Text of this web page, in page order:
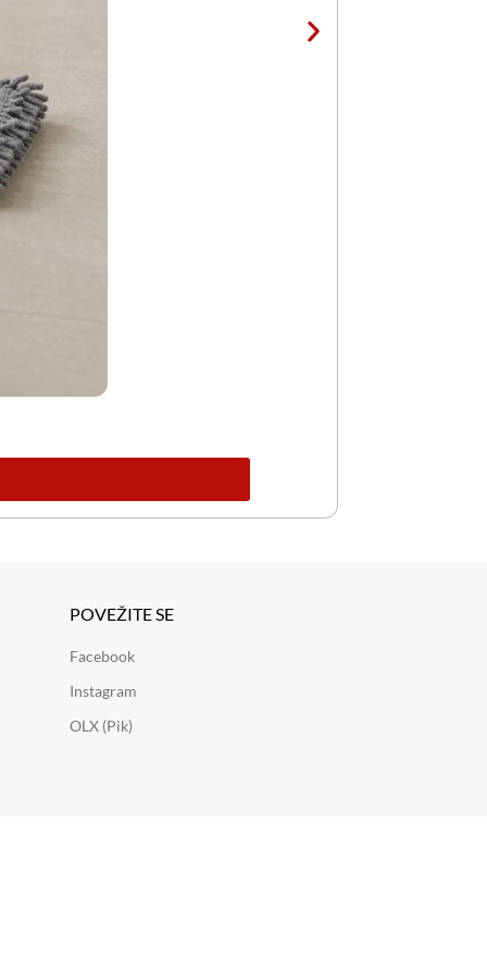
POVEŽITE SE
Facebook
Instagram
OLX (Pik)